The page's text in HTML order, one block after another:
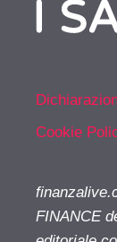
Cookie
FINANCE